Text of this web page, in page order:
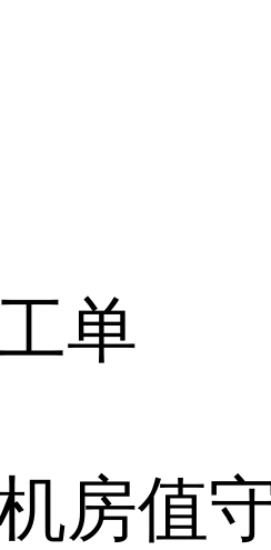
单
房值